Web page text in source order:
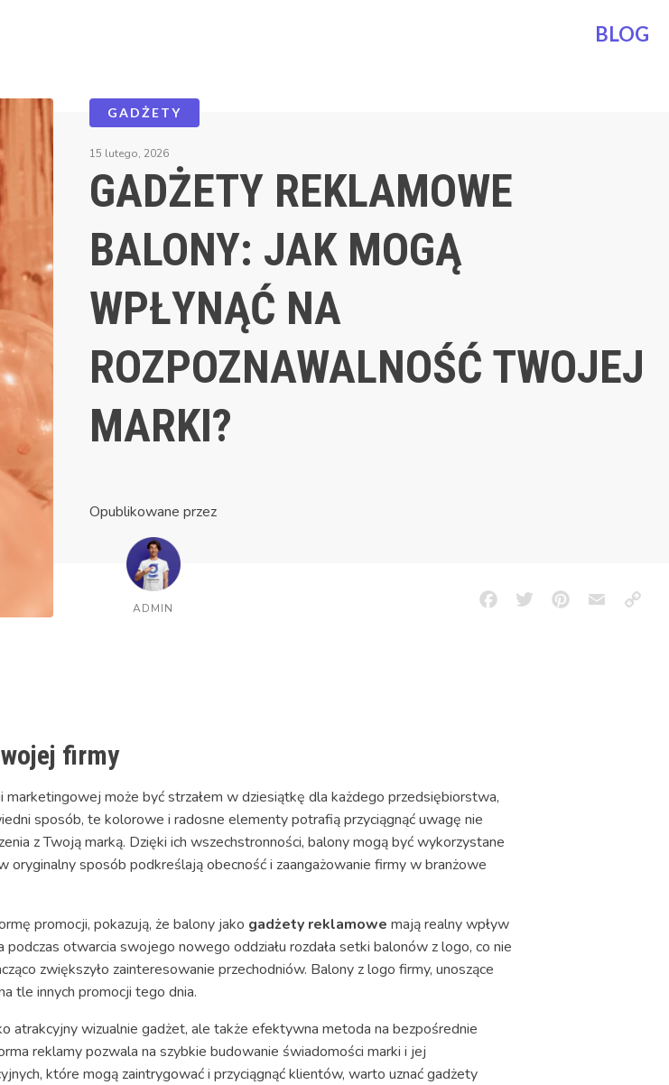
BLOG
GADŻETY
15 lutego, 2026
GADŻETY REKLAMOWE
BALONY: JAK MOGĄ
WPŁYNĄĆ NA
ROZPOZNAWALNOŚĆ TWOJEJ
MARKI?
Opublikowane przez
ADMIN FacebookTwitterPinterestEmailCopy
firmy
marketingowej może być strzałem w dziesiątkę dla każdego przedsiębiorstwa,
sposób, te kolorowe i radosne elementy potrafią przyciągnąć uwagę nie
z Twoją marką. Dzięki ich wszechstronności, balony mogą być wykorzystane
oryginalny sposób podkreślają obecność i zaangażowanie firmy w branżowe
promocji, pokazują, że balony jako gadżety reklamowe mają realny wpływ
otwarcia swojego nowego oddziału rozdała setki balonów z logo, co nie
zwiększyło zainteresowanie przechodniów. Balony z logo firmy, unoszące
tle innych promocji tego dnia.
wizualnie gadżet, ale także efektywna metoda na bezpośrednie
reklamy pozwala na szybkie budowanie świadomości marki i jej
które mogą zaintrygować i przyciągnąć klientów, warto uznać gadżety